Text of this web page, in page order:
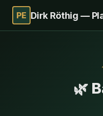
PE Dirk Röthig —
🌿